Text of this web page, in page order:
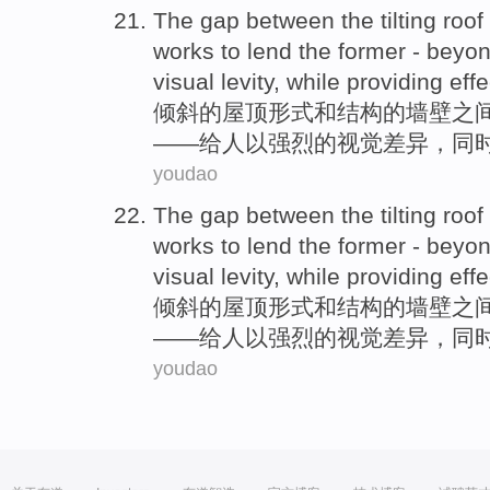
The gap between the tilting roof
works to lend the former -
visual levity, while providing
倾斜的屋顶形式和结构的墙壁之
——给人以强烈的视觉差异 ， 同
youdao
The gap between the tilting roof
works to lend the former -
visual levity, while providing
倾斜的屋顶形式和结构的墙壁之
——给人以强烈的视觉差异 ， 同
youdao